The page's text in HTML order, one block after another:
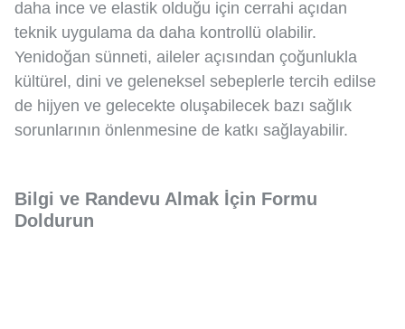
daha ince ve elastik olduğu için cerrahi açıdan
teknik uygulama da daha kontrollü olabilir.
Yenidoğan sünneti, aileler açısından çoğunlukla
kültürel, dini ve geleneksel sebeplerle tercih edilse
de hijyen ve gelecekte oluşabilecek bazı sağlık
sorunlarının önlenmesine de katkı sağlayabilir.
Bilgi ve Randevu Almak İçin Formu
Doldurun